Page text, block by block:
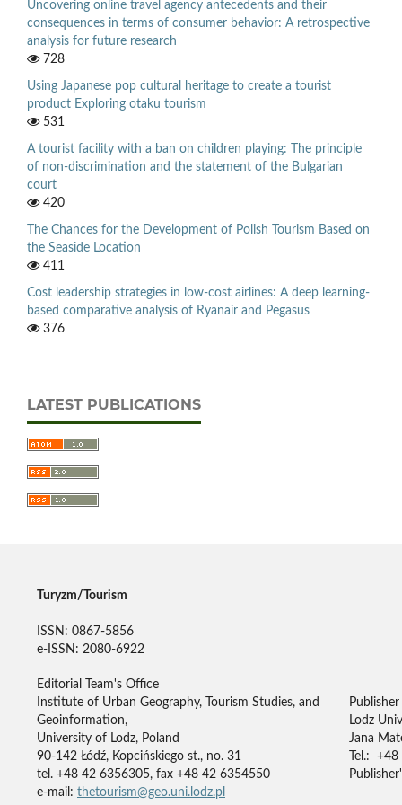
Uncovering online travel agency antecedents and their
consequences in terms of consumer behavior: A retrospective
analysis for future research
728
Using Japanese pop cultural heritage to create a tourist
product Exploring otaku tourism
531
A tourist facility with a ban on children playing: The principle
of non-discrimination and the statement of the Bulgarian
court
420
The Chances for the Development of Polish Tourism Based on
the Seaside Location
411
Cost leadership strategies in low-cost airlines: A deep learning-
based comparative analysis of Ryanair and Pegasus
376
LATEST PUBLICATIONS
Turyzm/Tourism
ISSN: 0867-5856
e-ISSN: 2080-6922
Editorial Team's Office
Institute of Urban Geography, Tourism Studies, and
Geoinformation,
University of Lodz, Poland
90-142 Łódź, Kopcińskiego st., no. 31
tel. +48 42 6356305, fax +48 42 6354550
e-mail: thetourism@geo.uni.lodz.pl
Publisher
Lodz
Jana
Tel.: